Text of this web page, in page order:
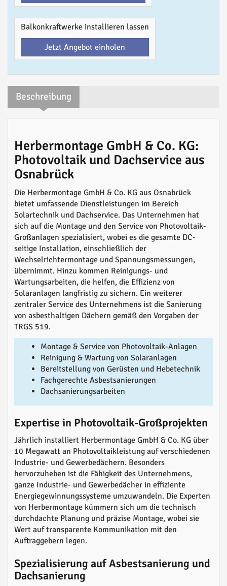
Balkonkraftwerke installieren lassen
Jetzt Angebot einholen
Beschreibung
Herbermontage GmbH & Co. KG:
Photovoltaik und Dachservice aus
Osnabrück
Die Herbermontage GmbH & Co. KG aus Osnabrück
bietet umfassende Dienstleistungen im Bereich
Solartechnik und Dachservice. Das Unternehmen hat
sich auf die Montage und den Service von Photovoltaik-
Großanlagen spezialisiert, wobei es die gesamte DC-
seitige Installation, einschließlich der
Wechselrichtermontage und Spannungsmessungen,
übernimmt. Hinzu kommen Reinigungs- und
Wartungsarbeiten, die helfen, die Effizienz von
Solaranlagen langfristig zu sichern. Ein weiterer
zentraler Service des Unternehmens ist die Sanierung
von asbesthaltigen Dächern gemäß den Vorgaben der
TRGS 519.
Montage & Service von Photovoltaik-Anlagen
Reinigung & Wartung von Solaranlagen
Bereitstellung von Gerüsten und Hebetechnik
Fachgerechte Asbestsanierungen
Dachsanierungsarbeiten
Expertise in Photovoltaik-Großprojekten
Jährlich installiert Herbermontage GmbH & Co. KG über
10 Megawatt an Photovoltaikleistung auf verschiedenen
Industrie- und Gewerbedächern. Besonders
hervorzuheben ist die Fähigkeit des Unternehmens,
ganze Industrie- und Gewerbedächer in effiziente
Energiegewinnungssysteme umzuwandeln. Die Experten
von Herbermontage kümmern sich um die technisch
durchdachte Planung und präzise Montage, wobei sie
Wert auf transparente Kommunikation mit den
Auftraggebern legen.
Spezialisierung auf Asbestsanierung und
Dachsanierung